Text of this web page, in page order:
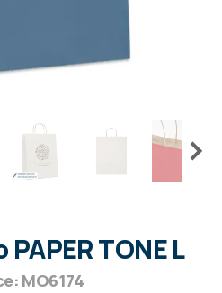
TONE L
MO6174